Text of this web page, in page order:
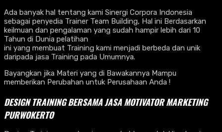
Ada banyak hal tentang kami Sinergi Corpora Indonesia
sebagai penyedia Trainer Team Building, Hal ini Berdasarkan
keilmuan dan pengalaman yang sudah hampir lebih dari 10
Tahun di Dunia pelatihan
ini yang membuat Training kami menjadi berbeda dan unik
daripada jasa Training pada Umumnya.
Bayangkan jika Materi yang di Bawakannya Mampu
memberikan Perubahan untuk Perusahaan Anda !
DESIGN TRAINING BERSAMAJASA MOTIVATOR MARKETING
PURWOKERTO